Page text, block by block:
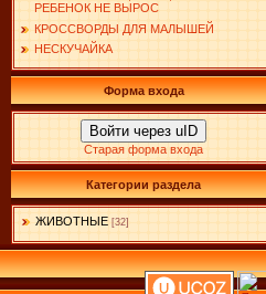
РЕБЕНОК НЕ ВЫРОС
КРОССВОРДЫ ДЛЯ МАЛЫШЕЙ
НЕСКУЧАЙКА
Форма входа
Войти через uID
Старая форма входа
Категории раздела
ЖИВОТНЫЕ [32]